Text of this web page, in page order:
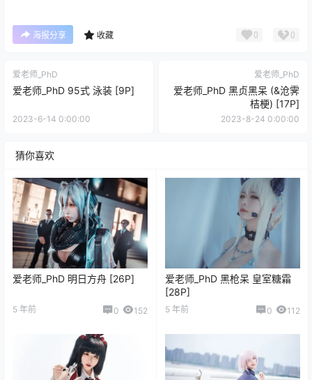
海报分享 收藏 0 0
爱老师_PhD
爱老师_PhD 95式 泳装 [9P]
2023-6-14 0:00:00
爱老师_PhD
爱老师_PhD 黑贞黑呆 (&沧霁
桔梗) [17P]
2023-8-24 0:00:00
猜你喜欢
爱老师_PhD 明日方舟 [26P]
5 年前 0 152
爱老师_PhD 黑枪呆 皇室糖霜
[28P]
5 年前 0 112